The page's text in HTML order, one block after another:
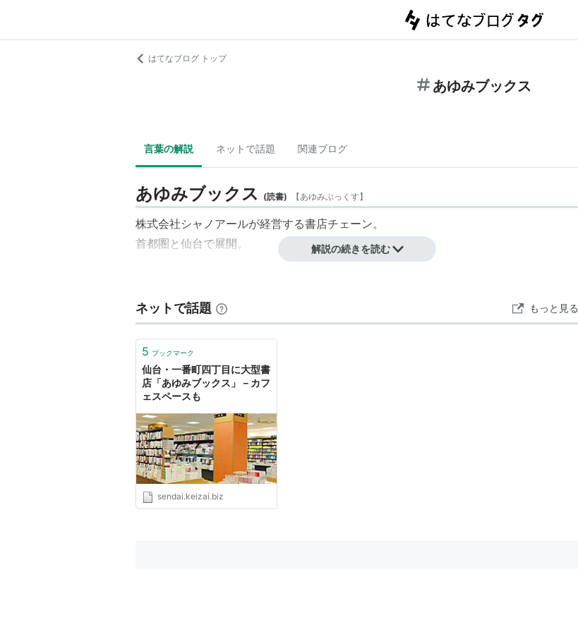
はてなブログ トップ
あゆみブックス
言葉の解説 ネットで話題 関連ブログ
あゆみブックス (読書) 【あゆみぶっくす】
株式会社シャノアールが経営する書店チェーン。
首都圏と仙台で展開。
解説の続きを読む
ネットで話題 もっと見る
5 ブックマーク
仙台・一番町四丁目に大型書
店「あゆみブックス」－カフ
ェスペースも
sendai.keizai.biz